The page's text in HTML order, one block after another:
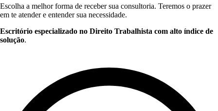
Escolha a melhor forma de receber sua consultoria. Teremos o prazer
em te atender e entender sua necessidade.
Escritório especializado no Direito Trabalhista com alto índice de
solução.